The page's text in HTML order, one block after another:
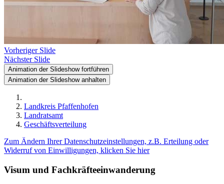
Vorheriger Slide
Nächster Slide
Animation der Slideshow fortführen
Animation der Slideshow anhalten
Landkreis Pfaffenhofen
Landratsamt
Geschäftsverteilung
Zum Ändern Ihrer Datenschutzeinstellungen, z.B. Erteilung oder
Widerruf von Einwilligungen, klicken Sie hier
Visum und Fachkräfteeinwanderung